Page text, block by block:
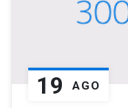
19 AGO